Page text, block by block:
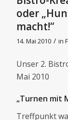
oder
macht!“
14. Mai 2010 / in
Unser 2.
Mai 2010
„Turnen mit
Treffpunkt